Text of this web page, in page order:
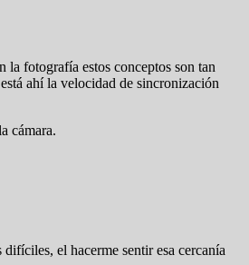
la fotografía estos conceptos son tan
ahí la velocidad de sincronización
cámara.
el hacerme sentir esa cercanía